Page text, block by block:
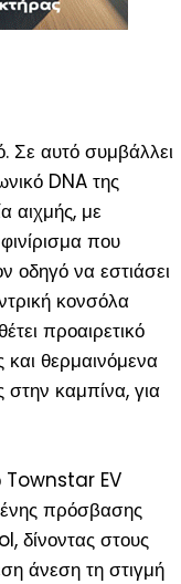
Σε αυτό συμβάλλει
DNA της
αιχμής, με
που
οδηγό να εστιάσει
κονσόλα
προαιρετικό
και θερμαινόμενα
καμπίνα, για
Townstar EV
πρόσβασης
δίνοντας στους
άνεση τη στιγμή